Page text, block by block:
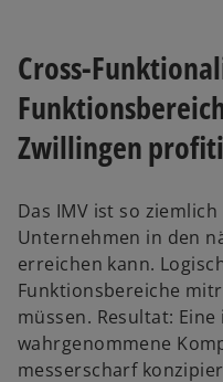
Cross-
Zwillingen
Das IMV ist so
Unternehmen in den
erreichen kann.
Funktionsbereiche
müssen. Resultat:
wahrgenommene
messerscharf